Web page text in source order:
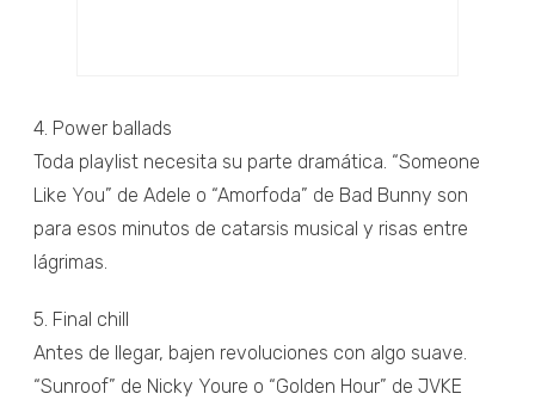
4. Power ballads
Toda playlist necesita su parte dramática. “Someone
Like You” de Adele o “Amorfoda” de Bad Bunny son
para esos minutos de catarsis musical y risas entre
lágrimas.
5. Final chill
Antes de llegar, bajen revoluciones con algo suave.
“Sunroof” de Nicky Youre o “Golden Hour” de JVKE